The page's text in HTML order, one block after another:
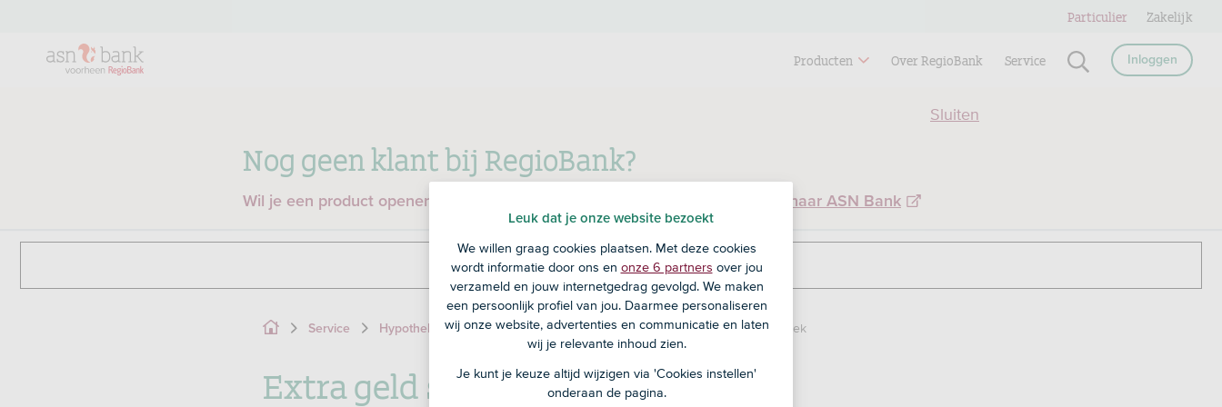
Nog geen klant bij RegioBank?
Wil je een product openen en ben je nog geen klant bij RegioBank? Ga dan naar ASN Bank
Sluiten
Producten Over RegioBank Service Inloggen
Particulier Zakelijk
Service Hypotheken Extra geld storten op je spaar- of spaarrekeninghypotheek
Extra geld storten op je spaar- of
Leuk dat je onze website bezoekt
We willen graag cookies plaatsen. Met deze cookies
wordt informatie door ons en onze 6 partners over jou
verzameld en jouw internetgedrag gevolgd. We maken
een persoonlijk profiel van jou. Daarmee personaliseren
wij onze website, advertenties en communicatie en laten
wij je relevante inhoud zien.
Je kunt je keuze altijd wijzigen via 'Cookies instellen'
onderaan de pagina.